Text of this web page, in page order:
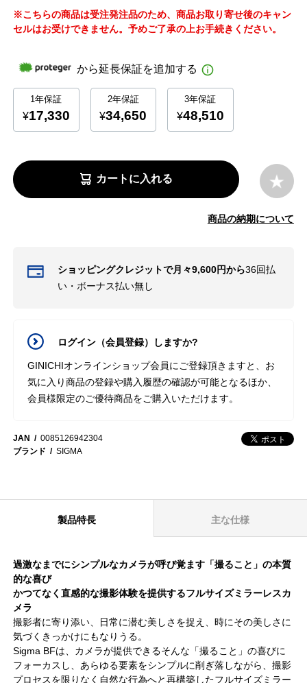
※こちらの商品は受注発注品のため、商品お取り寄せ後のキャン
セルはお受けできません。予めご了承の上お手続きください。
カートに入れる
商品の納期について
ショッピングクレジットで月々9,600円から36回払
い・ボーナス払い無し
ログイン（会員登録）しますか?
GINICHIオンラインショップ会員にご登録頂きますと、お
気に入り商品の登録や購入履歴の確認が可能となるほか、
会員様限定のご優待商品をご購入いただけます。
JAN
0085126942304
ブランド
SIGMA
製品特長 主な仕様
過激なまでにシンプルなカメラが呼び覚ます「撮ること」の本質
的な喜び
かつてなく直感的な撮影体験を提供するフルサイズミラーレスカ
メラ
撮影者に寄り添い、日常に潜む美しさを捉え、時にその美しさに
気づくきっかけにもなりうる。
Sigma BFは、カメラが提供できるそんな「撮ること」の喜びに
フォーカスし、あらゆる要素をシンプルに削ぎ落しながら、撮影
プロセスを限りなく自然な行為へと再構築したフルサイズミラー